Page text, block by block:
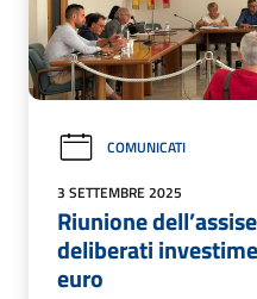
COMUNICATI
3 SETTEMBRE 2025
Riunione
deliberati
euro